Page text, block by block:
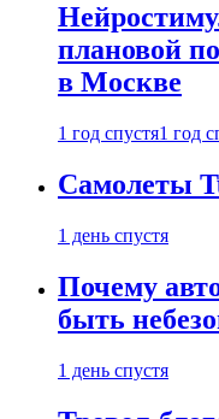
плановой
в Москве
1 год спустя1 год
Самолеты
1 день спустя
Почему
быть
1 день спустя